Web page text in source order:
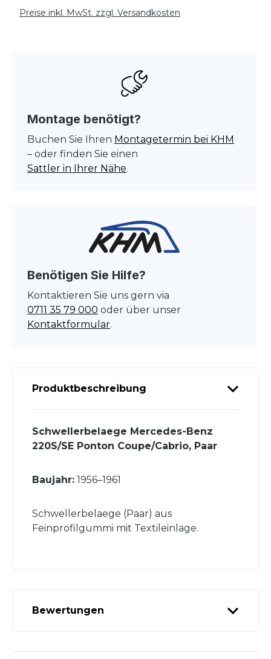
Preise inkl. MwSt. zzgl. Versandkosten
Montage benötigt?
Buchen Sie Ihren Montagetermin bei KHM
– oder finden Sie einen
Sattler in Ihrer Nähe.
Benötigen Sie Hilfe?
Kontaktieren Sie uns gern via
0711 35 79 000 oder über unser
Kontaktformular.
Produktbeschreibung
Schwellerbelaege Mercedes-Benz
220S/SE Ponton Coupe/Cabrio, Paar
Baujahr: 1956–1961
Schwellerbelaege (Paar) aus
Feinprofilgummi mit Textileinlage.
Bewertungen